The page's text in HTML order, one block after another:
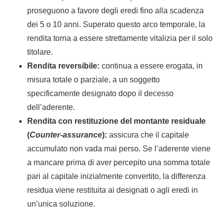
proseguono a favore degli eredi fino alla scadenza
dei 5 o 10 anni. Superato questo arco temporale, la
rendita torna a essere strettamente vitalizia per il solo
titolare.
Rendita reversibile: continua a essere erogata, in
misura totale o parziale, a un soggetto
specificamente designato dopo il decesso
dell’aderente.
Rendita con restituzione del montante residuale
(Counter-assurance): assicura che il capitale
accumulato non vada mai perso. Se l’aderente viene
a mancare prima di aver percepito una somma totale
pari al capitale inizialmente convertito, la differenza
residua viene restituita ai designati o agli eredi in
un’unica soluzione.